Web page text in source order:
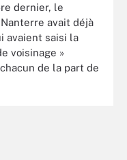
dernier, le
avait déjà
avaient saisi la
voisinage »
de la part de